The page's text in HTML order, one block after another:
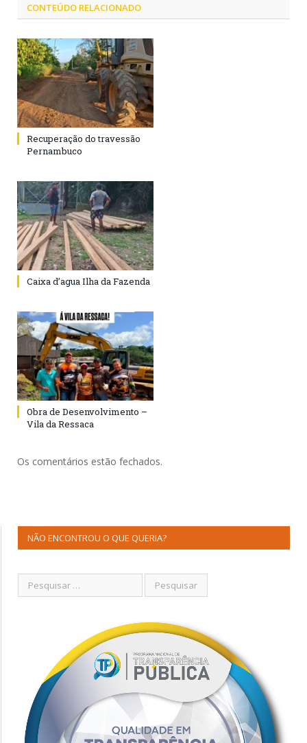
CONTEÚDO RELACIONADO
Recuperação do travessão
Pernambuco
Caixa d’agua Ilha da Fazenda
Obra de Desenvolvimento –
Vila da Ressaca
Os comentários estão fechados.
NÃO ENCONTROU O QUE QUERIA?